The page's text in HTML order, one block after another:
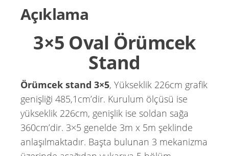
Açıklama
3×5 Oval Örümcek
Stand
Örümcek stand 3×5, Yükseklik 226cm grafik
genişliği 485,1cm’dir. Kurulum ölçüsü ise
yükseklik 226cm, genişlik ise soldan sağa
360cm’dir. 3×5 genelde 3m x 5m şeklinde
anlaşılmaktadır. Başta bulunan 3 mekanizma